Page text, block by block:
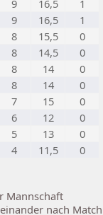
9 16,5
1
9 16,5
1
8 15,5
0
8 14,5
0
8 14
0
8 14
0
7 15
0
6 12
0
5 13
0
4 11,5
0
Mannschaft
nach